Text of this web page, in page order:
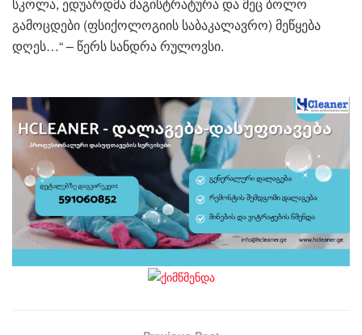
სკოლა, ედუარდმა მაგისტრატურა და მეც ბოლო
გამოცდები (ფსიქოლოგიის საბაკალავრო) მეწყება
დღეს…“ – წერს სანდრა რულოვსი.